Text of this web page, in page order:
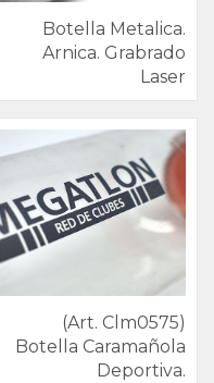
Botella Metalica.
Arnica. Grabrado
Laser
(Art. Clm0575)
Botella Caramañola
Deportiva.